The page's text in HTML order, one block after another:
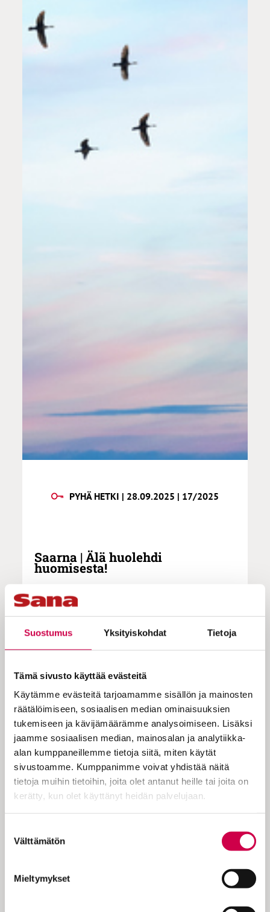
Suostumus Yksityiskohdat Tietoja
Tämä sivusto käyttää evästeitä
Käytämme evästeitä tarjoamamme sisällön ja mainosten
räätälöimiseen, sosiaalisen median ominaisuuksien
tukemiseen ja kävijämäärämme analysoimiseen. Lisäksi
jaamme sosiaalisen median, mainosalan ja analytiikka-
alan kumppaneillemme tietoja siitä, miten käytät
sivustoamme. Kumppanimme voivat yhdistää näitä
tietoja muihin tietoihin, joita olet antanut heille tai joita on
kerätty, kun olet käyttänyt heidän palvelujaan.
valinta
Välttämätön
Mieltymykset
PYHÄ HETKI | 28.09.2025 | 17/2025
Saarna | Älä huolehdi
huomisesta!
”Jos Jeesus olisi life coach, niin
uskon, että hänen sloganinsa olisi:
se pitää kyllä itsestään huolen’”,
Miika Koistinen kirjoittaa sunnuntain
saarnassaan.
Teemana on Jumalan huolenpito.
Jumalaan uskovan ei tarvitse kantaa
murhetta kaikesta mahdollisesta. Taivaan
valtakunnan. Näin Jumala vapauttaa
Liturginen väri on vihreä ja…